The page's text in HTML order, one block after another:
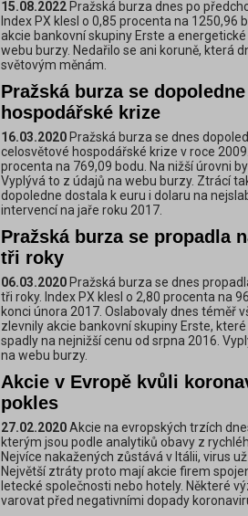
15.08.2022 Pražská burza dnes po
Index PX klesl o 0,85 procenta na 1250,96
akcie bankovní skupiny Erste a
webu burzy. Nedařilo se ani koruně, která
světovým měnám.
Pražská burza se
hospodářské krize
16.03.2020 Pražská burza se dnes
celosvětové hospodářské krize v roce
procenta na 769,09 bodu. Na nižší úrovni
Vyplývá to z údajů na webu burzy. Ztrácí
dopoledne dostala k euru i dolaru na
intervencí na jaře roku 2017.
Pražská burza se propadla
tři roky
06.03.2020 Pražská burza se dnes
tři roky. Index PX klesl o 2,80 procenta na
konci února 2017. Oslabovaly dnes téměř
zlevnily akcie bankovní skupiny Erste,
spadly na nejnižší cenu od srpna 2016.
na webu burzy.
Akcie v Evropě kvůli
pokles
27.02.2020Akcie na evropských trzích
kterým jsou podle analytiků obavy z
Nejvíce nakažených zůstává v Itálii, virus
Největší ztráty proto mají akcie firem
letecké společnosti nebo hotely. Některé
varovat před negativními dopady